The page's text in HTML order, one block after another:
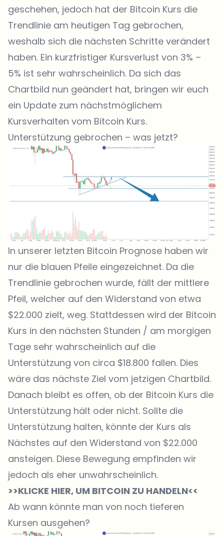
geschehen, jedoch hat der Bitcoin Kurs die
Trendlinie am heutigen Tag gebrochen,
weshalb sich die nächsten Schritte verändert
haben. Ein kurzfristiger Kursverlust von 3% –
5% ist sehr wahrscheinlich. Da sich das
Chartbild nun geändert hat, bringen wir euch
ein Update zum nächstmöglichem
Kursverhalten vom Bitcoin Kurs.
Unterstützung gebrochen – was jetzt?
In unserer letzten Bitcoin Prognose haben wir
nur die blauen Pfeile eingezeichnet. Da die
Trendlinie gebrochen wurde, fällt der mittlere
Pfeil, welcher auf den Widerstand von etwa
$22.000 zielt, weg. Stattdessen wird der Bitcoin
Kurs in den nächsten Stunden / am morgigen
Tage sehr wahrscheinlich auf die
Unterstützung von circa $18.800 fallen. Dies
wäre das nächste Ziel vom jetzigen Chartbild.
Danach bleibt es offen, ob der Bitcoin Kurs die
Unterstützung hält oder nicht. Sollte die
Unterstützung halten, könnte der Kurs als
Nächstes auf den Widerstand von $22.000
ansteigen. Diese Bewegung empfinden wir
jedoch als eher unwahrscheinlich.
>>KLICKE HIER, UM BITCOIN ZU HANDELN<<
Ab wann könnte man von noch tieferen
Kursen ausgehen?